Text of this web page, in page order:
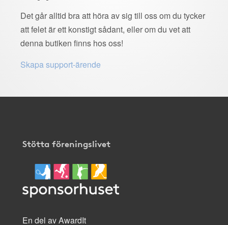
Det går alltid bra att höra av sig till oss om du tycker
att felet är ett konstigt sådant, eller om du vet att
denna butiken finns hos oss!
Skapa support-ärende
Stötta föreningslivet
En del av AwardIt